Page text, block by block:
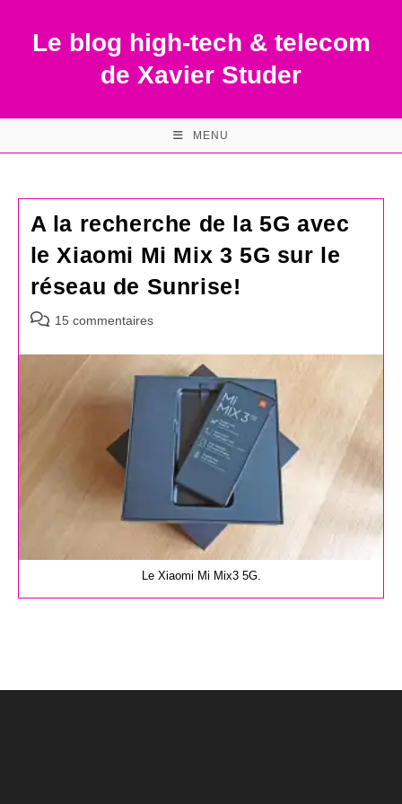
contentLe blog high-tech & telecom
de Xavier Studer
MENU
A la recherche de la 5G avec
le Xiaomi Mi Mix 3 5G sur le
réseau de Sunrise!
Commentaires
la
15 commentaires
Le Xiaomi Mi Mix3 5G.